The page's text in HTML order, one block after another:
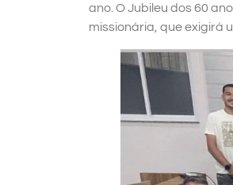
ano. O Jubileu dos 60
missionária, que exigirá